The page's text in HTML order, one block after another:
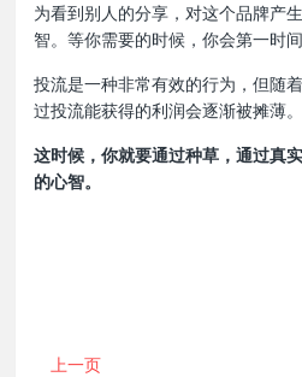
为看到别人的分享，对这个品牌产
智。等你需要的时候，你会第一时间
投流是一种非常有效的行为，但随
过投流能获得的利润会逐渐被摊薄。
这时候，你就要通过种草，通过真
的心智。
上一页